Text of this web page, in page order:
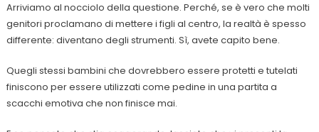
Arriviamo al nocciolo della questione. Perché, se è vero che molti
genitori proclamano di mettere i figli al centro, la realtà è spesso
differente: diventano degli strumenti. Sì, avete capito bene.
Quegli stessi bambini che dovrebbero essere protetti e tutelati
finiscono per essere utilizzati come pedine in una partita a
scacchi emotiva che non finisce mai.